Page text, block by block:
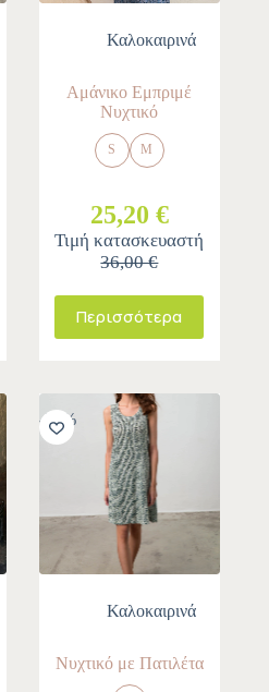
Καλοκαιρινά
Αμάνικο Εμπριμέ
Νυχτικό
S M
25,20 €
Τιμή κατασκευαστή
36,00 €
Περισσότερα
-30%
Καλοκαιρινά
Νυχτικό με Πατιλέτα